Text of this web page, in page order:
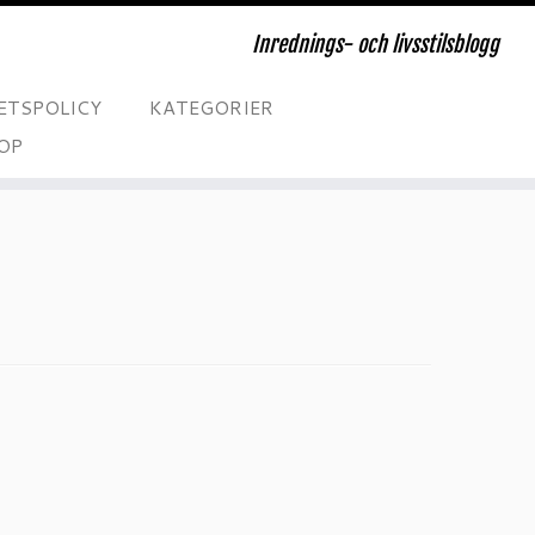
Inrednings- och livsstilsblogg
KATEGORIER